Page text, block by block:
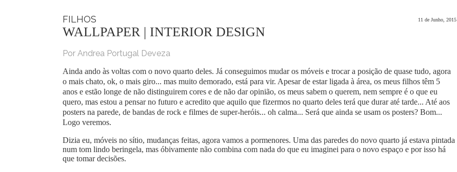
FILHOS 11 de Junho, 2015
WALLPAPER | INTERIOR DESIGN
Por Andrea Portugal Deveza
Ainda ando às voltas com o novo quarto deles. Já conseguimos mudar os móveis e trocar a posição de quase tudo, agora
o mais chato, ok, o mais giro... mas muito demorado, está para vir. Apesar de estar ligada à área, os meus filhos têm 5
anos e estão longe de não distinguirem cores e de não dar opinião, os meus sabem o querem, nem sempre é o que eu
quero, mas estou a pensar no futuro e acredito que aquilo que fizermos no quarto deles terá que durar até tarde... Até aos
posters na parede, de bandas de rock e filmes de super-heróis... oh calma... Será que ainda se usam os posters? Bom...
Logo veremos.
Dizia eu, móveis no sítio, mudanças feitas, agora vamos a pormenores. Uma das paredes do novo quarto já estava pintada
num tom lindo beringela, mas óbivamente não combina com nada do que eu imaginei para o novo espaço e por isso há
que tomar decisões.